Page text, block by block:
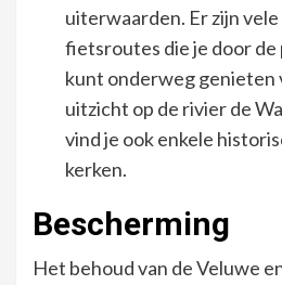
uiterwaarden. Er zijn
fietsroutes die je door de
kunt onderweg genieten
uitzicht op de rivier de
vind je ook enkele
kerken.
Bescherming
Het behoud van de Veluwe